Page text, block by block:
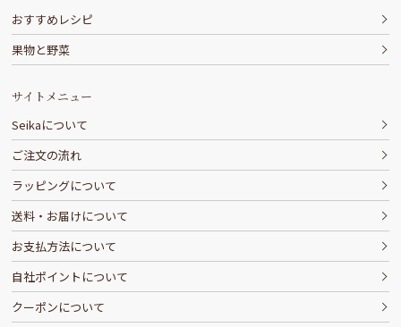
おすすめレシピ
果物と野菜
サイトメニュー
Seikaについて
ご注文の流れ
ラッピングについて
送料・お届けについて
お支払方法について
自社ポイントについて
クーポンについて